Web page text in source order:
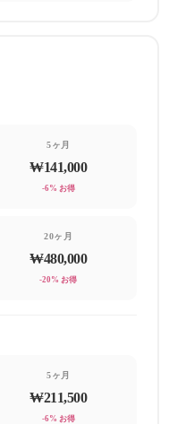
5ヶ月
₩141,000
-6% お得
20ヶ月
₩480,000
-20% お得
5ヶ月
₩211,500
-6% お得